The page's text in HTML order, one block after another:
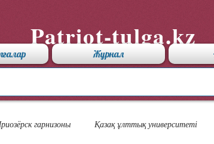
Patriot-tulga.kz
Журнал
гарнизоны Қазақ ұлттық университеті